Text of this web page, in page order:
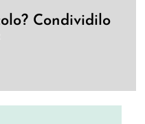
Condividilo